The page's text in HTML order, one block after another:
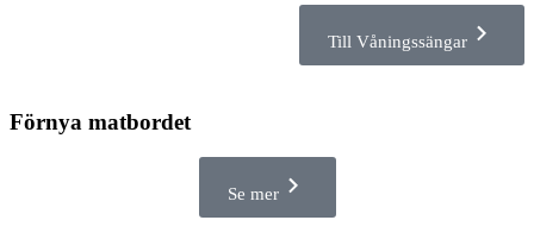
Till Våningssängar
Förnya matbordet
Se mer